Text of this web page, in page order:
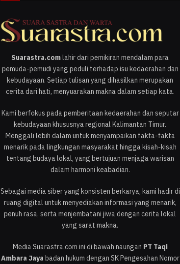
Suarastra.comlahir dari pemikiran mendalam para
pemuda-pemudi yang peduli terhadap isu kedaerahan dan
kebudayaan. Setiap tulisan yang dihasilkan merupakan
cerita dari hati, menyuarakan makna dalam setiap kata.
Kami berfokus pada pemberitaan kedaerahan dan seputar
kebudayaan khususnya regional Kalimantan Timur.
Menggali lebih dalam untuk menyampaikan fakta-fakta
menarik pada lingkungan masyarakat hingga kisah-kisah
tentang budaya lokal, yang bertujuan menjaga warisan
dalam harmoni keabadian.
Sebagai media siber yang konsisten berkarya, kami hadir di
ruang digital untuk menyediakan informasi yang menarik,
penuh rasa, serta menjembatani jiwa dengan cerita lokal
yang sarat makna.
Media Suarastra.com ini di bawah naungan PT Taqi
Ambara Jaya badan hukum dengan SK Pengesahan Nomor